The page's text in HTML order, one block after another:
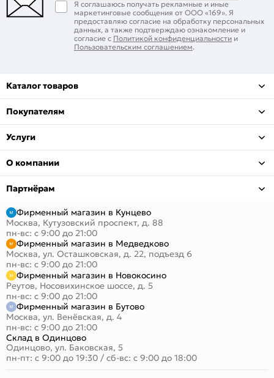
Я соглашаюсь получать рекламные и иные
маркетинговые сообщения от ООО «169». Я
предоставляю согласие на обработку персональных
данных, а также подтверждаю ознакомление и
согласие с Политикой конфиденциальности и
Пользовательским соглашением.
Каталог товаров
Покупателям
Услуги
О компании
Партнёрам
Фирменный магазин в Кунцево
Москва, Кутузовский проспект, д. 88
пн-вс: с 9:00 до 21:00
Фирменный магазин в Медведково
Москва, ул. Осташковская, д. 22, подъезд 6
пн-вс: с 9:00 до 21:00
Фирменный магазин в Новокосино
Реутов, Носовихинское шоссе, д. 5
пн-вс: с 9:00 до 21:00
Фирменный магазин в Бутово
Москва, ул. Венёвская, д. 4
пн-вс: с 9:00 до 21:00
Склад в Одинцово
Одинцово, ул. Баковская, 5
пн-пт: с 9:00 до 19:30 / сб-вс: с 9:00 до 18:00